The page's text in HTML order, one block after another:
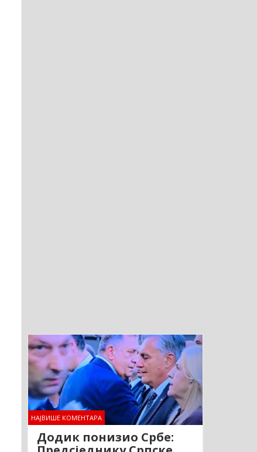
НАЈВИШЕ КОМЕНТАРА
Додик понизио Србе: